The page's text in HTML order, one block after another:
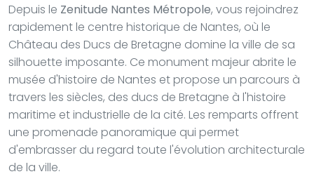
Depuis le Zenitude Nantes Métropole, vous rejoindrez
rapidement le centre historique de Nantes, où le
Château des Ducs de Bretagne domine la ville de sa
silhouette imposante. Ce monument majeur abrite le
musée d'histoire de Nantes et propose un parcours à
travers les siècles, des ducs de Bretagne à l'histoire
maritime et industrielle de la cité. Les remparts offrent
une promenade panoramique qui permet
d'embrasser du regard toute l'évolution architecturale
de la ville.